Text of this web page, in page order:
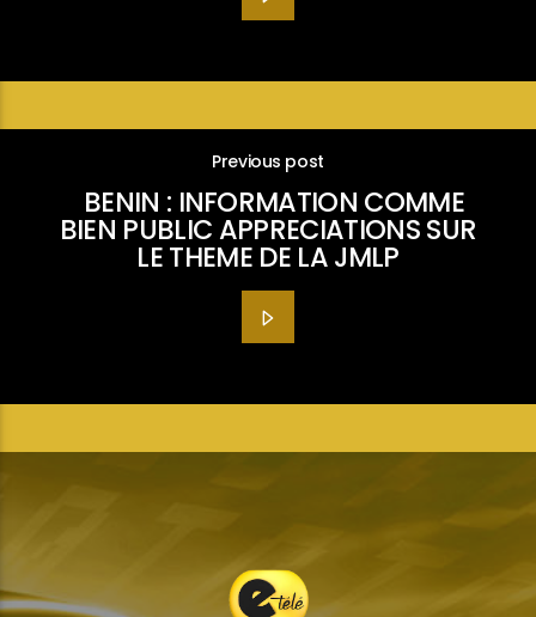
Previous post
BENIN : INFORMATION COMME
BIEN PUBLIC APPRECIATIONS SUR
LE THEME DE LA JMLP